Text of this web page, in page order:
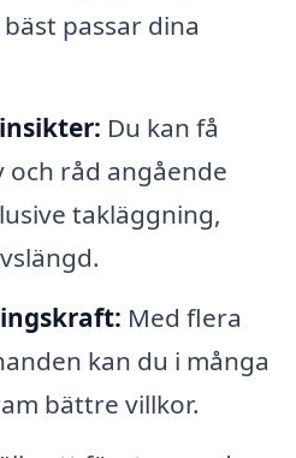
passar dina
Du kan få
och råd angående
takläggning,
Med flera
kan du i många
bättre villkor.